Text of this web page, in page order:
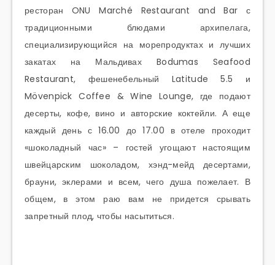
ресторан ONU Marché Restaurant and Bar с
традиционными блюдами архипелага,
специализирующийся на морепродуктах и лучших
закатах на Мальдивах Bodumas Seafood
Restaurant, фешенебельный Latitude 5.5 и
Mövenpick Coffee & Wine Lounge, где подают
десерты, кофе, вино и авторские коктейли. А еще
каждый день с 16.00 до 17.00 в отеле проходит
«шоколадный час» – гостей угощают настоящим
швейцарским шоколадом, хэнд-мейд десертами,
брауни, эклерами и всем, чего душа пожелает. В
общем, в этом раю вам не придется срывать
запретный плод, чтобы насытиться.